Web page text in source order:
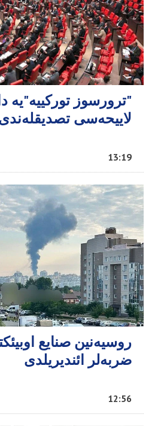
"ترورسوز تورکییه"یه
لاییحه‌سی
13:19
روسیه‌نین صنایع
ضربه‌لر ائندیریلدی
12:56